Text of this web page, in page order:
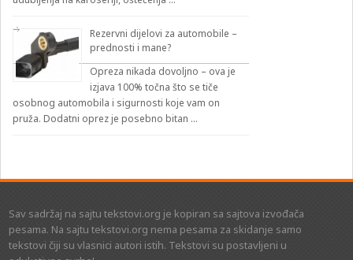
Rezervni dijelovi za automobile –
prednosti i mane?
Opreza nikada dovoljno – ova je
izjava 100% točna što se tiče
osobnog automobila i sigurnosti koje vam on
pruža. Dodatni oprez je posebno bitan …
Sav sadržaj na sajtu tekstovi.org je kopiran sa sajtova izvođača
pesama. Na sajtu tekstovi.org nema pesama za skidanje samo
tekstovi čiji su vlasnici autori istih. Tekstovi su postavljeni u